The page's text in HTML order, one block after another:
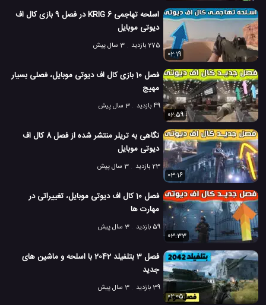
اسلحه تهاجمی KRIG 6 در فصل 9 بازی کال اف
دیوتی موبایل
275 بازدید
3 سال پیش
02:19
فصل 10 بازی کال اف دیوتی موبایل، فصلی بسیار
مهیج
49 بازدید
3 سال پیش
02:59
نگاهی به تریلر منتشر شده از فصل 8 کال اف
دیوتی موبایل
23 بازدید
3 سال پیش
03:16
فصل 10 کال اف دیوتی موبایل، تغییراتی در
مهارت ها
59 بازدید
3 سال پیش
03:33
فصل 3 بتلفیلد 2042 با اسلحه و ماشین های
جدید
39 بازدید
3 سال پیش
02:05